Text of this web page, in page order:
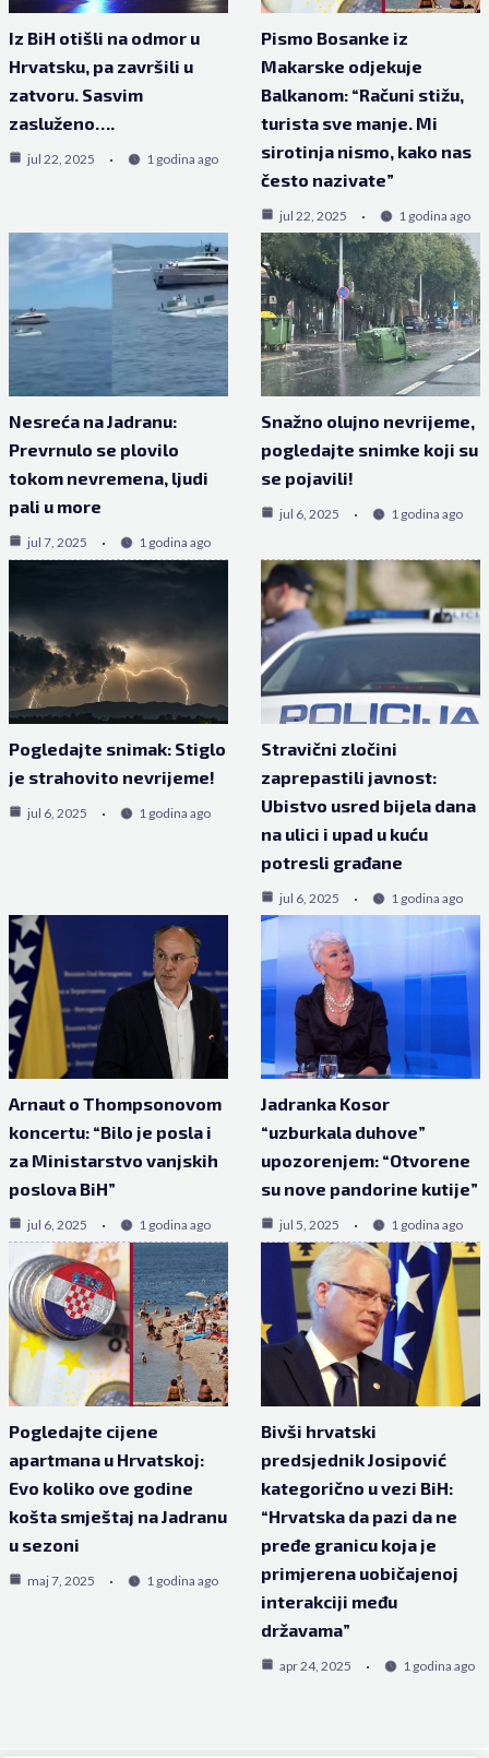
Iz BiH otišli na odmor u
Hrvatsku, pa završili u
zatvoru. Sasvim
zasluženo….
jul 22, 2025 1 godina ago
Pismo Bosanke iz
Makarske odjekuje
Balkanom: “Računi stižu,
turista sve manje. Mi
sirotinja nismo, kako nas
često nazivate”
jul 22, 2025 1 godina ago
Nesreća na Jadranu:
Prevrnulo se plovilo
tokom nevremena, ljudi
pali u more
jul 7, 2025 1 godina ago
Snažno olujno nevrijeme,
pogledajte snimke koji su
se pojavili!
jul 6, 2025 1 godina ago
Pogledajte snimak: Stiglo
je strahovito nevrijeme!
jul 6, 2025 1 godina ago
Stravični zločini
zaprepastili javnost:
Ubistvo usred bijela dana
na ulici i upad u kuću
potresli građane
jul 6, 2025 1 godina ago
Arnaut o Thompsonovom
koncertu: “Bilo je posla i
za Ministarstvo vanjskih
poslova BiH”
jul 6, 2025 1 godina ago
Jadranka Kosor
“uzburkala duhove”
upozorenjem: “Otvorene
su nove pandorine kutije”
jul 5, 2025 1 godina ago
Pogledajte cijene
apartmana u Hrvatskoj:
Evo koliko ove godine
košta smještaj na Jadranu
u sezoni
maj 7, 2025 1 godina ago
Bivši hrvatski
predsjednik Josipović
kategorično u vezi BiH:
“Hrvatska da pazi da ne
pređe granicu koja je
primjerena uobičajenoj
interakciji među
državama”
apr 24, 2025 1 godina ago